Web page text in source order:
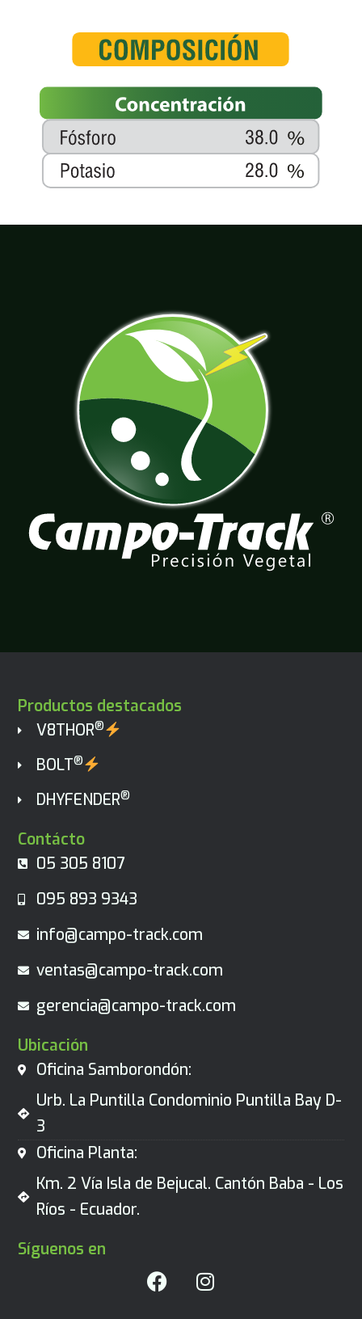
Productos destacados
V8THOR®
BOLT®
DHYFENDER®
Contácto
05 305 8107
095 893 9343
info@campo-track.com
ventas@campo-track.com
gerencia@campo-track.com
Ubicación
Oficina Samborondón:
Urb. La Puntilla Condominio Puntilla Bay D-
3
Oficina Planta:
Km. 2 Vía Isla de Bejucal. Cantón Baba - Los
Ríos - Ecuador.
Síguenos en